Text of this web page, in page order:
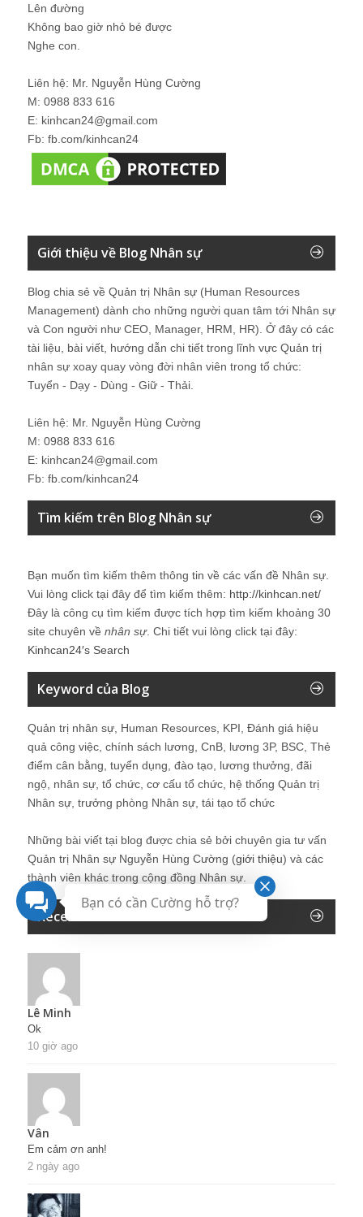
Lên đường
Không bao giờ nhỏ bé được
Nghe con.
Liên hệ: Mr. Nguyễn Hùng Cường
M: 0988 833 616
E: kinhcan24@gmail.com
Fb: fb.com/kinhcan24
Giới thiệu về Blog Nhân sự
Blog chia sẻ về Quản trị Nhân sự (Human Resources
Management) dành cho những người quan tâm tới Nhân sự
và Con người như CEO, Manager, HRM, HR). Ở đây có các
tài liệu, bài viết, hướng dẫn chi tiết trong lĩnh vực Quản trị
nhân sự xoay quay vòng đời nhân viên trong tổ chức:
Tuyển - Dạy - Dùng - Giữ - Thải.
Liên hệ: Mr. Nguyễn Hùng Cường
M: 0988 833 616
E: kinhcan24@gmail.com
Fb: fb.com/kinhcan24
Tìm kiếm trên Blog Nhân sự
Bạn muốn tìm kiếm thêm thông tin về các vấn đề Nhân sự
Vui lòng click tại đây để tìm kiếm thêm: http://kinhcan.net/
Đây là công cụ tìm kiếm được tích hợp tìm kiếm khoảng 30
site chuyên về nhân sự. Chi tiết vui lòng click tại đây:
Kinhcan24′s Search
Keyword của Blog
Quản trị nhân sự, Human Resources, KPI, Đánh giá hiệu
quả công việc, chính sách lương, CnB, lương 3P, BSC, Thẻ
điểm cân bằng, tuyển dụng, đào tạo, lương thưởng, đãi
ngộ, nhân sự, tổ chức, cơ cấu tổ chức, hệ thống Quản trị
Nhân sự, trưởng phòng Nhân sự, tái tạo tổ chức
Những bài viết tại blog được chia sẻ bởi chuyên gia tư vấn
Quản trị Nhân sự Nguyễn Hùng Cường (giới thiệu) và các
thành viên khác trong cộng đồng Nhân sự.
Recent Comments
Lê Minh
Ok
10 giờ ago
Vân
Em cảm ơn anh!
2 ngày ago
Bạn có cần Cường hỗ trợ?